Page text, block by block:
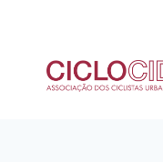
Conteúdo